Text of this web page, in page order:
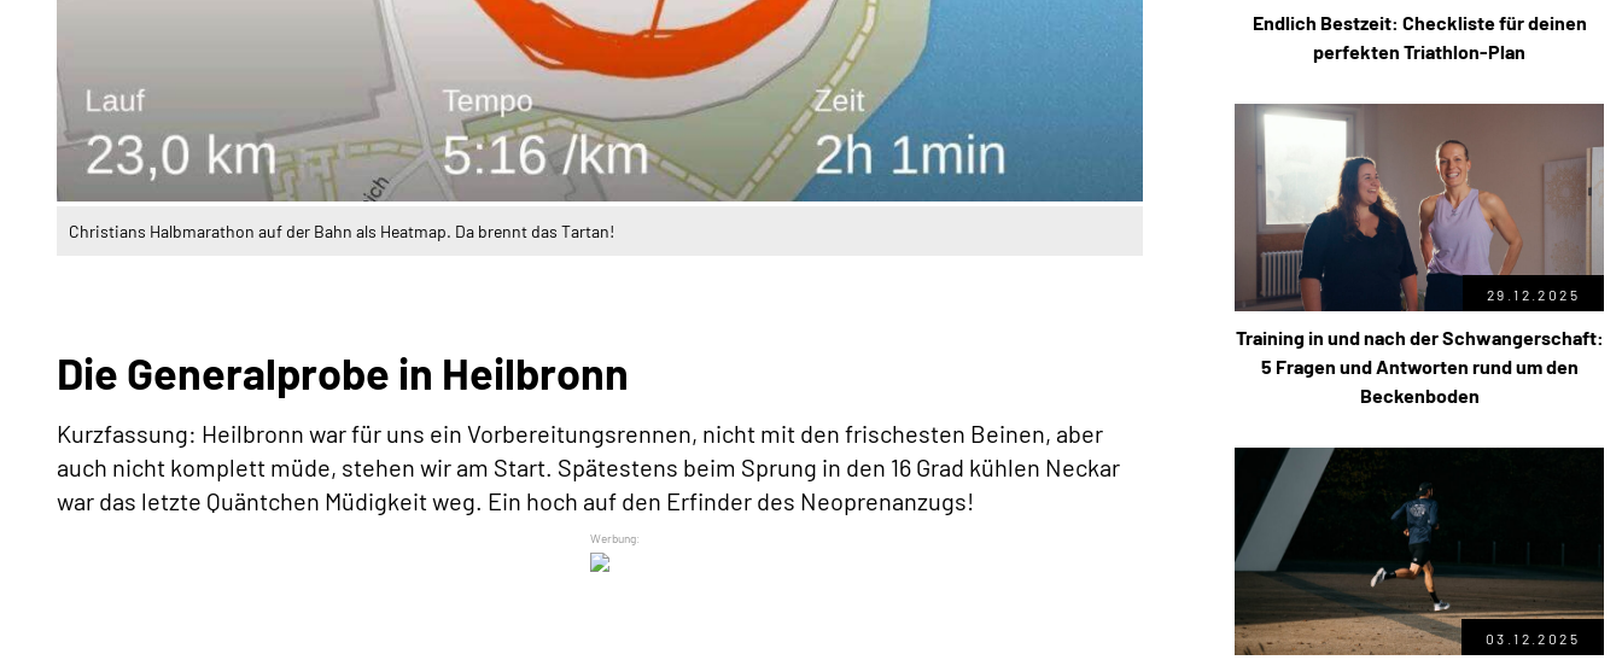
Christians Halbmarathon auf der Bahn als Heatmap. Da brennt das Tartan!
Die Generalprobe in Heilbronn
Kurzfassung: Heilbronn war für uns ein Vorbereitungsrennen, nicht mit den frischesten Beinen, aber
auch nicht komplett müde, stehen wir am Start. Spätestens beim Sprung in den 16 Grad kühlen Neckar
war das letzte Quäntchen Müdigkeit weg. Ein hoch auf den Erfinder des Neoprenanzugs!
Endlich Bestzeit: Checkliste für deinen
perfekten Triathlon-Plan
29.12.2025
Training in und nach der Schwangerschaft:
5 Fragen und Antworten rund um den
Beckenboden
03.12.2025